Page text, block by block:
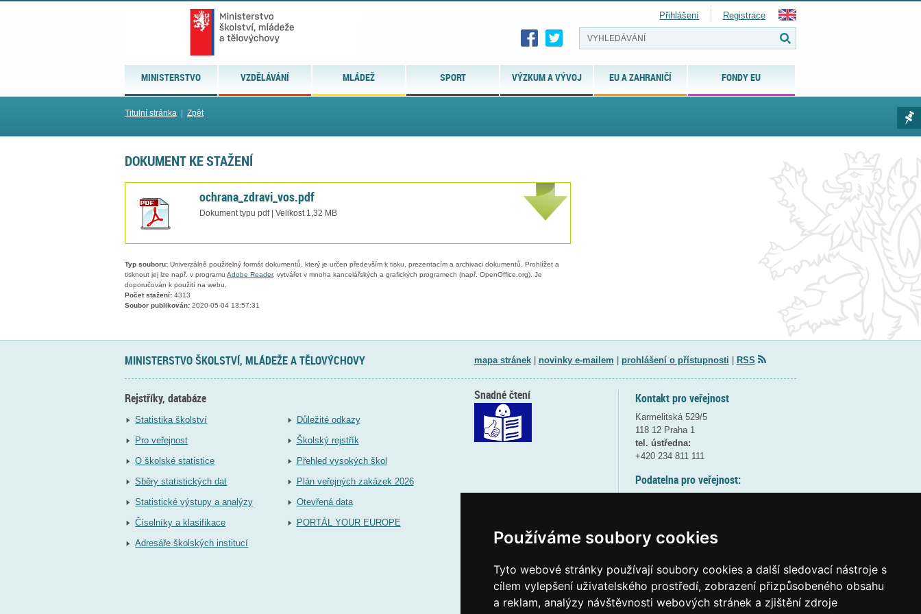
Používáme soubory cookies
Tyto webové stránky používají soubory cookies a další sledovací nástroje s
cílem vylepšení uživatelského prostředí, zobrazení přizpůsobeného obsahu
a reklam, analýzy návštěvnosti webových stránek a zjištění zdroje
MINISTERSTVO VZDĚLÁVÁNÍ MLÁDEŽ SPORT VÝZKUM A VÝVOJ EU A ZAHRANIČÍ FONDY EU
Přihlášení Registrace
Titulní stránka Zpět
DOKUMENT KE STAŽENÍ
ochrana_zdravi_vos.pdf
Dokument typu pdf | Velikost 1,32 MB
Typ souboru: Univerzálně použitelný formát dokumentů, který je určen především k tisku, prezentacím a archivaci dokumentů. Prohlížet a
tisknout jej lze např. v programu Adobe Reader, vytvářet v mnoha kancelářských a grafických programech (např. OpenOffice.org). Je
doporučován k použití na webu.
Počet stažení: 4313
Soubor publikován: 2020-05-04 13:57:31
MINISTERSTVO ŠKOLSTVÍ, MLÁDEŽE A TĚLOVÝCHOVY mapa stránek| novinky e-mailem prohlášení o přístupnosti RSS
Rejstříky, databáze
Statistika školství
Pro veřejnost
O školské statistice
Sběry statistických dat
Statistické výstupy a analýzy
Číselníky a klasifikace
Adresáře školských institucí
Důležité odkazy
Školský rejstřík
Přehled vysokých škol
Plán veřejných zakázek 2026
Otevřená data
PORTÁL YOUR EUROPE
Kontakt pro veřejnost
Karmelitská 529/5
118 12 Praha 1
tel. ústředna:
+420 234 811 111
Podatelna pro veřejnost:
(více informací
Elektronická podatelna:
posta@msmtgov cz
Snadné čtení